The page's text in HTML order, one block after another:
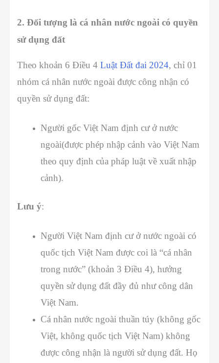
2. Đối tượng là cá nhân nước ngoài có quyền
sử dụng đất
Theo khoản 6 Điều 4 Luật Đất đai 2024, chỉ 01
nhóm cá nhân nước ngoài được công nhận có
quyền sử dụng đất:
Người gốc Việt Nam định cư ở nước
ngoài(được phép nhập cảnh vào Việt Nam
theo quy định của pháp luật về xuất nhập
cảnh).
Lưu ý:
Người Việt Nam định cư ở nước ngoài có
quốc tịch Việt Nam được coi là “cá nhân
trong nước” (khoản 3 Điều 4), hưởng
quyền sử dụng đất đầy đủ như công dân
Việt Nam.
Cá nhân nước ngoài thuần túy (không gốc
Việt, không quốc tịch Việt Nam) không
được công nhận là người sử dụng đất. Họ